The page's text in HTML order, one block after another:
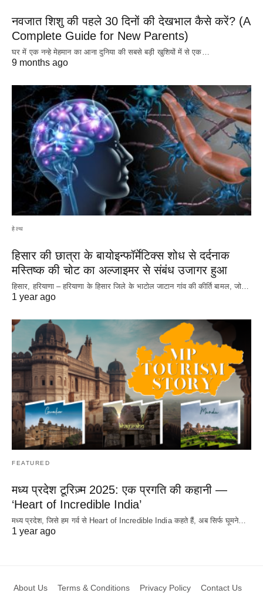
नवजात शिशु की पहले 30 दिनों की देखभाल कैसे करें? (A
Complete Guide for New Parents)
घर में एक नन्हे मेहमान का आना दुनिया की सबसे बड़ी खुशियों में से एक…
9 months ago
हेल्थ
हिसार की छात्रा के बायोइन्फॉर्मेटिक्स शोध से दर्दनाक
मस्तिष्क की चोट का अल्जाइमर से संबंध उजागर हुआ
हिसार, हरियाणा – हरियाणा के हिसार जिले के भाटोल जाटान गांव की कीर्ति बामल, जो…
1 year ago
FEATURED
मध्य प्रदेश टूरिज़्म 2025: एक प्रगति की कहानी —
‘Heart of Incredible India’
मध्य प्रदेश, जिसे हम गर्व से Heart of Incredible India कहते हैं, अब सिर्फ घूमने…
1 year ago
About Us Terms & Conditions Privacy Policy Contact Us